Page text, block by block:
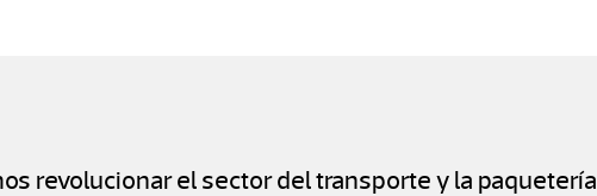
revolucionar el sector del transporte y la paquetería